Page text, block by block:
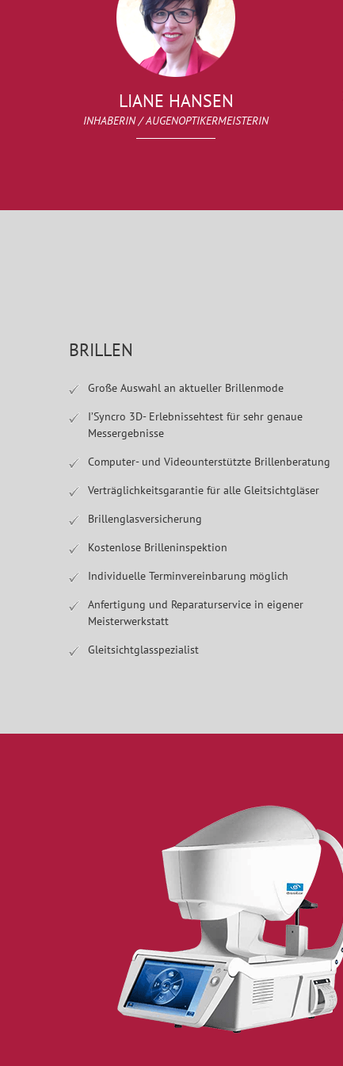
LIANE HANSEN
INHABERIN / AUGENOPTIKERMEISTERIN
BRILLEN
Große Auswahl an aktueller Brillenmode
I’Syncro 3D- Erlebnissehtest für sehr genaue
Messergebnisse
Computer- und Videounterstützte Brillenberatung
Verträglichkeitsgarantie für alle Gleitsichtgläser
Brillenglasversicherung
Kostenlose Brilleninspektion
Individuelle Terminvereinbarung möglich
Anfertigung und Reparaturservice in eigener
Meisterwerkstatt
Gleitsichtglasspezialist